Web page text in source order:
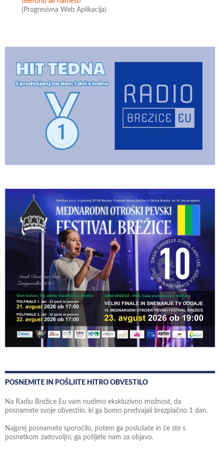
(Progresivna Web Aplikacija)
POSNEMITE IN POŠLJITE HITRO OBVESTILO
Na Radiu Brežice Eu vam nudimo ekskluzivno možnost, da
posnamete svoje obvestilo, ki ga bomo predvajali brezplačno 1 dan.
Najprej posnamete sporočilo, potem ga poslušate in če ste s
posnetkom zadovoljni, ga pošljete nam za objavo.